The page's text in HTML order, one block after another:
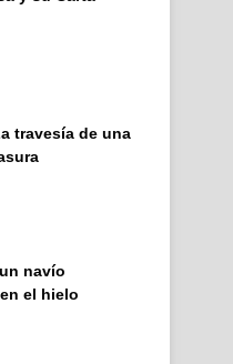
travesía de una
navío
el hielo